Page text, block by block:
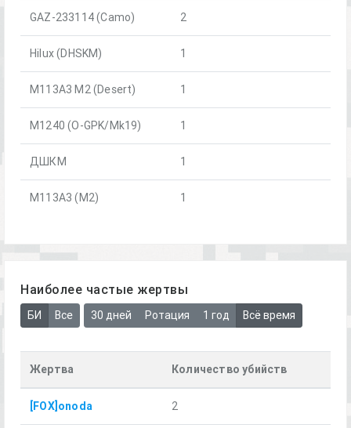
GAZ-233114 (Camo) 2
Hilux (DHSKM) 1
M113A3 M2 (Desert) 1
M1240 (O-GPK/Mk19) 1
ДШКМ 1
М113А3 (М2) 1
Наиболее частые жертвы
БИ Все 30 дней Ротация 1 год Всё время
Жертва Количество убийств
[FOX]onoda 2